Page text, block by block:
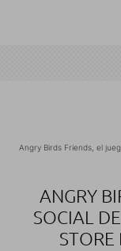
Angry Birds Friends, el
ANGRY
SOCIAL